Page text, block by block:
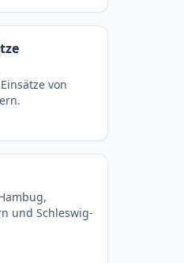
von
und Schleswig-